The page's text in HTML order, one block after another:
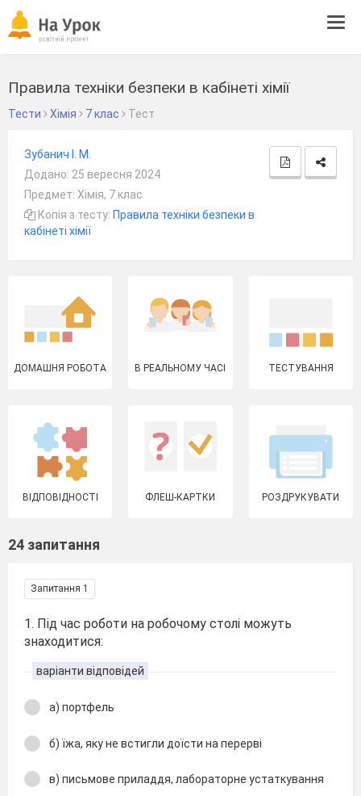
Правила техніки безпеки в кабінеті хімії
Тести Хімія 7 клас Тест
Зубанич І. М.
Додано: 25 вересня 2024
Предмет: Хімія, 7 клас
Копія з тесту: Правила техніки безпеки в
кабінеті хімії
ДОМАШНЯ РОБОТА В РЕАЛЬНОМУ ЧАСІ ТЕСТУВАННЯ
ВІДПОВІДНОСТІ ФЛЕШ-КАРТКИ РОЗДРУКУВАТИ
24 запитання
Запитання 1
1. Під час роботи на робочому столі можуть
знаходитися:
варіанти відповідей
а) портфель
б) їжа, яку не встигли доїсти на перерві
в) письмове приладдя, лабораторне устаткування